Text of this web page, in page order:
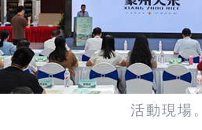
活動現場。